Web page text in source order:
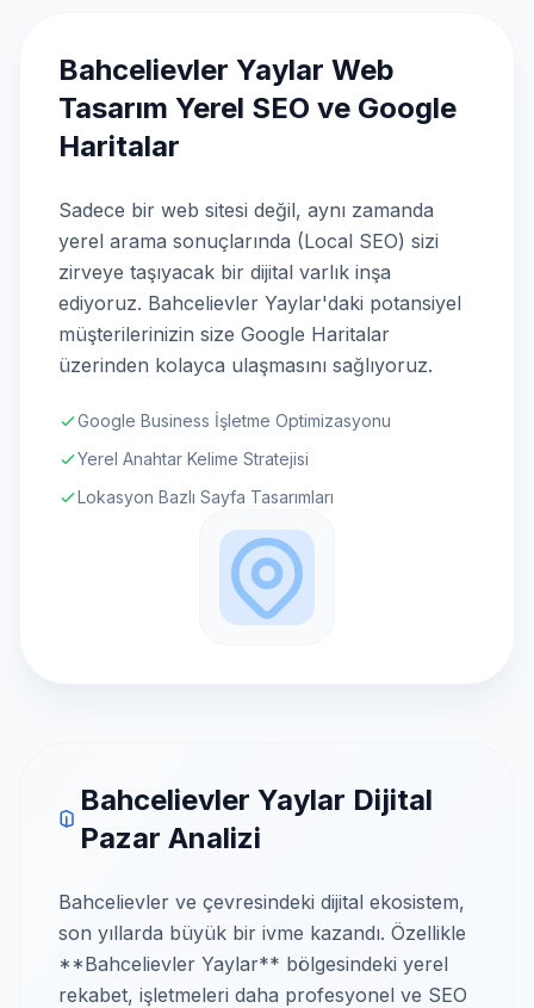
Bahcelievler Yaylar Web
Tasarım Yerel SEO ve Google
Haritalar
Sadece bir web sitesi değil, aynı zamanda
yerel arama sonuçlarında (Local SEO) sizi
zirveye taşıyacak bir dijital varlık inşa
ediyoruz. Bahcelievler Yaylar'daki potansiyel
müşterilerinizin size Google Haritalar
üzerinden kolayca ulaşmasını sağlıyoruz.
Google Business İşletme Optimizasyonu
Yerel Anahtar Kelime Stratejisi
Lokasyon Bazlı Sayfa Tasarımları
Bahcelievler Yaylar Dijital
Pazar Analizi
Bahcelievler ve çevresindeki dijital ekosistem,
son yıllarda büyük bir ivme kazandı. Özellikle
**Bahcelievler Yaylar** bölgesindeki yerel
rekabet, işletmeleri daha profesyonel ve SEO